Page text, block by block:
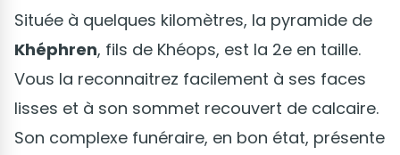
Située à quelques kilomètres, la pyramide de
Khéphren, fils de Khéops, est la 2e en taille.
Vous la reconnaitrez facilement à ses faces
lisses et à son sommet recouvert de calcaire.
Son complexe funéraire, en bon état, présente